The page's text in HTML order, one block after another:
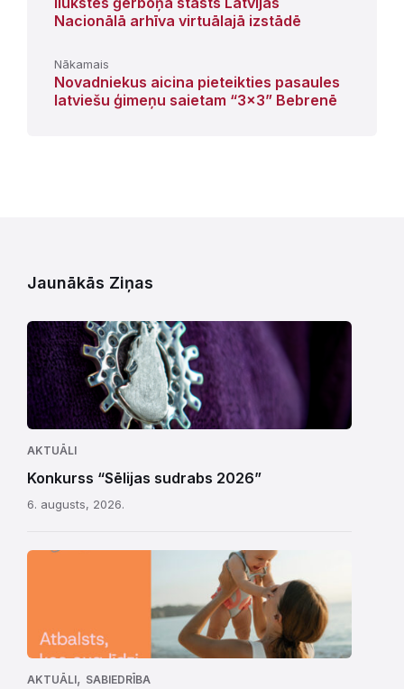
Nacionālā arhīva virtuālajā izstādē
Nākamais
Novadniekus aicina pieteikties pasaules
latviešu ģimeņu saietam “3x3” Bebrenē
Jaunākās Ziņas
AKTUĀLI
Konkurss “Sēlijas sudrabs 2026”
6. augusts, 2026.
AKTUĀLI, SABIEDRĪBA